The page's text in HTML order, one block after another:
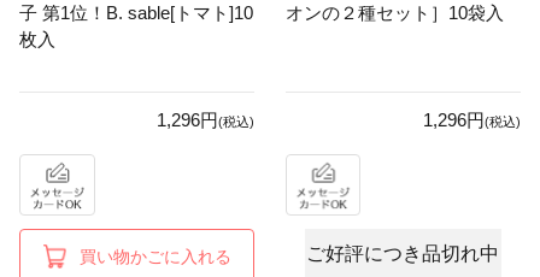
子 第1位！B. sable[トマト]10
枚入
1,296円(税込)
買い物かごに入れる
オンの２種セット］10袋入
1,296円(税込)
ご好評につき品切れ中